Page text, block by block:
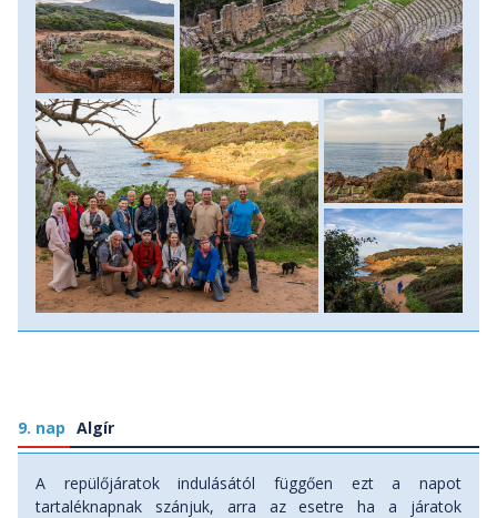
9. nap Algír
A repülőjáratok indulásától függően ezt a napot
tartaléknapnak szánjuk, arra az esetre ha a járatok